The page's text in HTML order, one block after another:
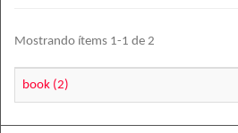
Mostrando ítems 1-1 de 2
book (2)